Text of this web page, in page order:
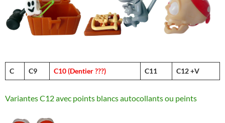
C C9 C10 (Dentier ???) C11 C12+V
Variantes C12 avec points blancs autocollants ou peints